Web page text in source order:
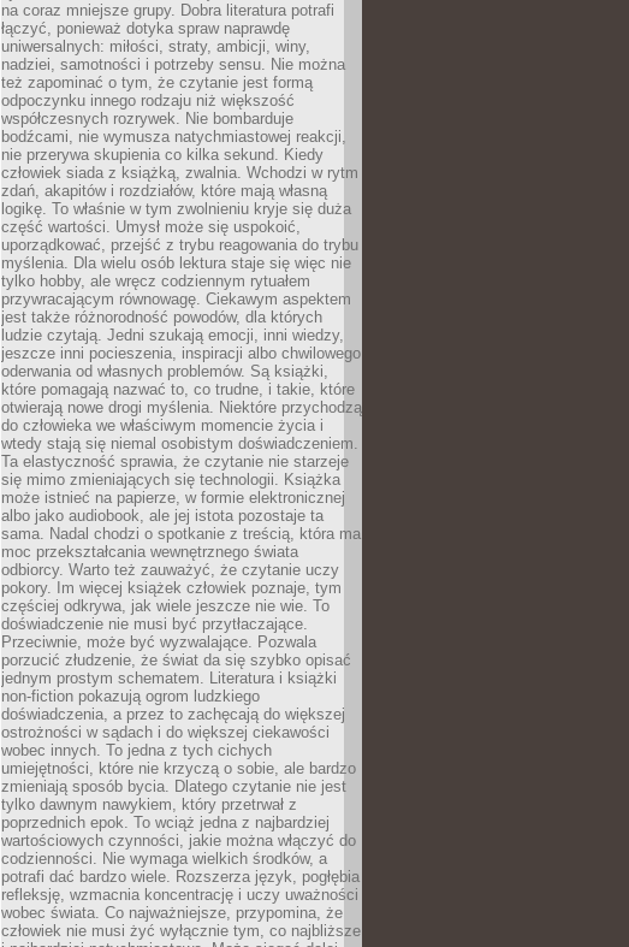
na coraz mniejsze grupy. Dobra literatura potrafi
łączyć, ponieważ dotyka spraw naprawdę
uniwersalnych: miłości, straty, ambicji, winy,
nadziei, samotności i potrzeby sensu. Nie można
też zapominać o tym, że czytanie jest formą
odpoczynku innego rodzaju niż większość
współczesnych rozrywek. Nie bombarduje
bodźcami, nie wymusza natychmiastowej reakcji,
nie przerywa skupienia co kilka sekund. Kiedy
człowiek siada z książką, zwalnia. Wchodzi w rytm
zdań, akapitów i rozdziałów, które mają własną
logikę. To właśnie w tym zwolnieniu kryje się duża
część wartości. Umysł może się uspokoić,
uporządkować, przejść z trybu reagowania do trybu
myślenia. Dla wielu osób lektura staje się więc nie
tylko hobby, ale wręcz codziennym rytuałem
przywracającym równowagę. Ciekawym aspektem
jest także różnorodność powodów, dla których
ludzie czytają. Jedni szukają emocji, inni wiedzy,
jeszcze inni pocieszenia, inspiracji albo chwilowego
oderwania od własnych problemów. Są książki,
które pomagają nazwać to, co trudne, i takie, które
otwierają nowe drogi myślenia. Niektóre przychodzą
do człowieka we właściwym momencie życia i
wtedy stają się niemal osobistym doświadczeniem.
Ta elastyczność sprawia, że czytanie nie starzeje
się mimo zmieniających się technologii. Książka
może istnieć na papierze, w formie elektronicznej
albo jako audiobook, ale jej istota pozostaje ta
sama. Nadal chodzi o spotkanie z treścią, która ma
moc przekształcania wewnętrznego świata
odbiorcy. Warto też zauważyć, że czytanie uczy
pokory. Im więcej książek człowiek poznaje, tym
częściej odkrywa, jak wiele jeszcze nie wie. To
doświadczenie nie musi być przytłaczające.
Przeciwnie, może być wyzwalające. Pozwala
porzucić złudzenie, że świat da się szybko opisać
jednym prostym schematem. Literatura i książki
non-fiction pokazują ogrom ludzkiego
doświadczenia, a przez to zachęcają do większej
ostrożności w sądach i do większej ciekawości
wobec innych. To jedna z tych cichych
umiejętności, które nie krzyczą o sobie, ale bardzo
zmieniają sposób bycia. Dlatego czytanie nie jest
tylko dawnym nawykiem, który przetrwał z
poprzednich epok. To wciąż jedna z najbardziej
wartościowych czynności, jakie można włączyć do
codzienności. Nie wymaga wielkich środków, a
potrafi dać bardzo wiele. Rozszerza język, pogłębia
refleksję, wzmacnia koncentrację i uczy uważności
wobec świata. Co najważniejsze, przypomina, że
człowiek nie musi żyć wyłącznie tym, co najbliższe